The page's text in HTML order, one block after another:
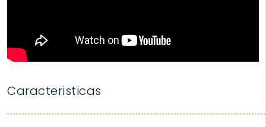
Caracteristicas